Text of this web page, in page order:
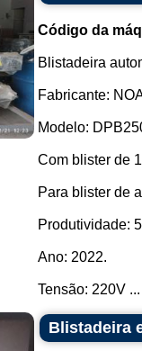
Código da
Blistadeira
Fabricante:
Modelo:
Com blister de
Para blister de
Produtividade:
Ano: 2022.
Tensão: 220V ...
Blistadeira